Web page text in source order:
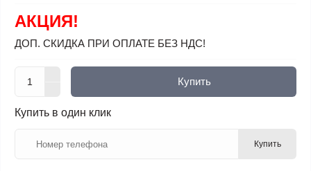
АКЦИЯ!
ДОП. СКИДКА ПРИ ОПЛАТЕ БЕЗ НДС!
Купить
Купить в один клик
Купить